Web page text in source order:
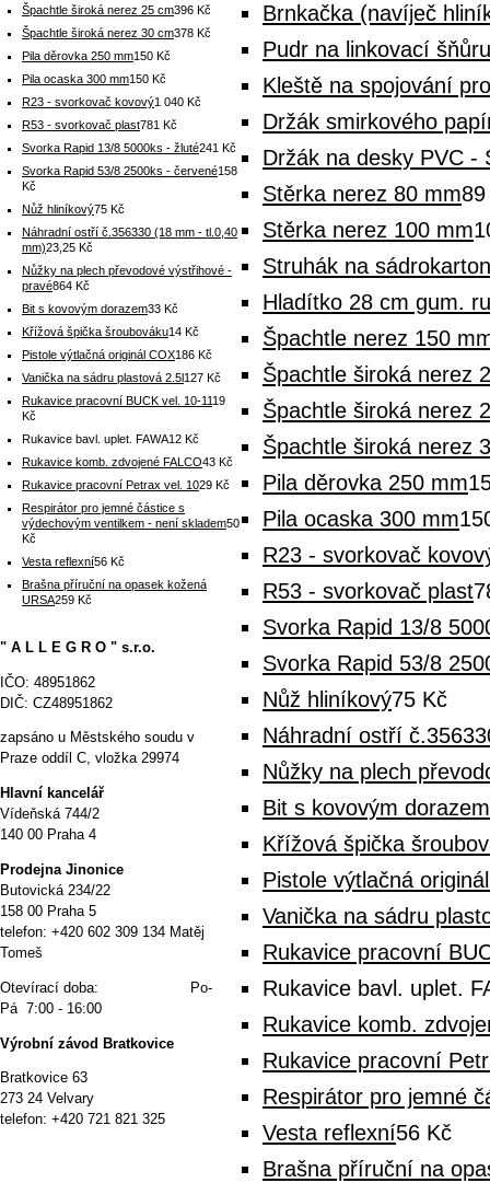
Brnkačka (navíječ
Pudr na linkovací
Kleště na spojování
Držák smirkového
Držák na desky PVC -
Stěrka nerez 80 mm
Stěrka nerez 100 mm
Struhák na
Hladítko 28 cm gum.
Špachtle nerez 150
Špachtle široká nerez
Špachtle široká nerez
Špachtle široká nerez
Pila děrovka 250 mm
Pila ocaska 300 mm
R23 - svorkovač
R53 - svorkovač plast
Svorka Rapid 13/8
Svorka Rapid 53/8
Nůž hliníkový75 Kč
Náhradní ostří
Nůžky na plech
Bit s kovovým dorazem
Křížová špička
Pistole výtlačná
Vanička na sádru
Rukavice pracovní
Rukavice bavl. uplet.
Rukavice komb.
Rukavice pracovní
Respirátor pro jemné
Vesta reflexní56 Kč
Brašna příruční na
Špachtle široká nerez 25 cm396 Kč
Špachtle široká nerez 30 cm378 Kč
Pila děrovka 250 mm150 Kč
Pila ocaska 300 mm150 Kč
R23 - svorkovač kovový1 040 Kč
R53 - svorkovač plast781 Kč
Svorka Rapid 13/8 5000ks - žluté241 Kč
Svorka Rapid 53/8 2500ks - červené158
Kč
Nůž hliníkový75 Kč
Náhradní ostří č.356330 (18 mm - tl.0,40
mm)23,25 Kč
Nůžky na plech převodové výstřihové -
pravé864 Kč
Bit s kovovým dorazem33 Kč
Křížová špička šroubováku14 Kč
Pistole výtlačná originál COX186 Kč
Vanička na sádru plastová 2.5l127 Kč
Rukavice pracovní BUCK vel. 10-1119
Kč
Rukavice bavl. uplet. FAWA12 Kč
Rukavice komb. zdvojené FALCO43 Kč
Rukavice pracovní Petrax vel. 1029 Kč
Respirátor pro jemné částice s
výdechovým ventilkem - není skladem50
Kč
Vesta reflexní56 Kč
Brašna příruční na opasek kožená
URSA259 Kč
" A L L E G R O " s.r.o.
IČO: 48951862
DIČ: CZ48951862
zapsáno u Městského soudu v
Praze oddíl C, vložka 29974
Hlavní kancelář
Vídeňská 744/2
140 00 Praha 4
Prodejna Jinonice
Butovická 234/22
158 00 Praha 5
telefon: +420 602 309 134 Matěj
Tomeš
Otevírací doba: Po-
Pá 7:00 - 16:00
Výrobní závod Bratkovice
Bratkovice 63
273 24 Velvary
telefon: +420 721 821 325